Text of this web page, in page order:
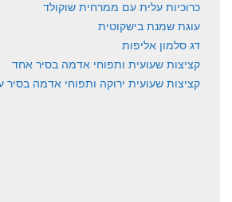
כרוכיות עלית עם ממרחית שוקולד
עוגת שמנת בישקוטית
דג סלמון אליפות
קציצות שעועית ותפוחי אדמה בסיר אחד
קציצות שעועית ירוקה ותפוחי אדמה בסיר